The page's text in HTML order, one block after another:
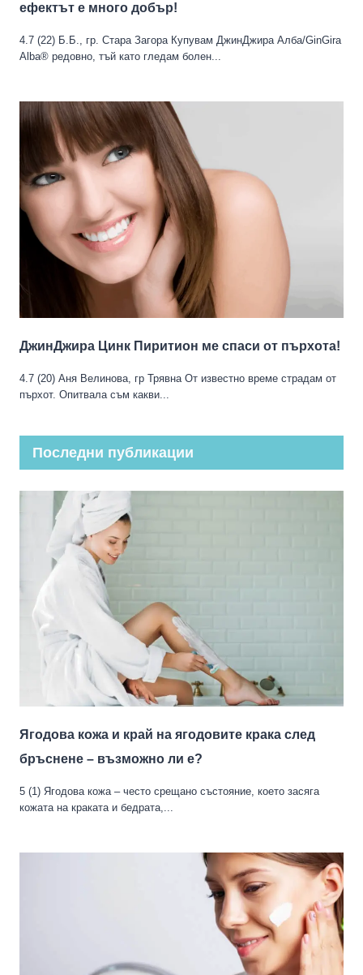
ефектът е много добър!
4.7 (22) Б.Б., гр. Стара Загора Купувам ДжинДжира Алба/GinGira
Alba® редовно, тъй като гледам болен...
ДжинДжира Цинк Пиритион ме спаси от пърхота!
4.7 (20) Аня Велинова, гр Трявна От известно време страдам от
пърхот. Опитвала съм какви...
Последни публикации
Ягодова кожа и край на ягодовите крака след
бръснене – възможно ли е?
5 (1) Ягодова кожа – често срещано състояние, което засяга
кожата на краката и бедрата,...